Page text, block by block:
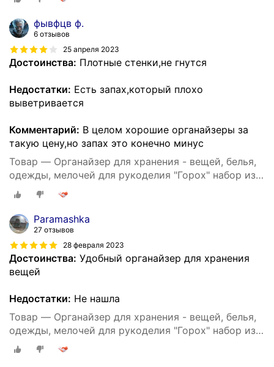
фывфцв ф.
6 отзывов
25 апреля 2023
Достоинства: Плотные стенки,не гнутся
Недостатки: Есть запах,который плохо
выветривается
Комментарий: В целом хорошие органайзеры за
такую цену,но запах это конечно минус
Товар — Органайзер для хранения - вещей, белья,
одежды, мелочей для рукоделия "Горох" набор из
3х штук
Paramashka
27 отзывов
28 февраля 2023
Достоинства: Удобный органайзер для хранения
вещей
Недостатки: Не нашла
Товар — Органайзер для хранения - вещей, белья,
одежды, мелочей для рукоделия "Горох" набор из
3х штук